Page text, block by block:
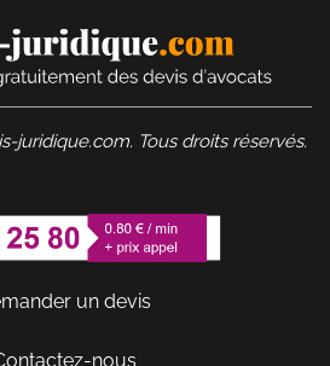
juridique.com. Tous droits réservés.
un devis
nous